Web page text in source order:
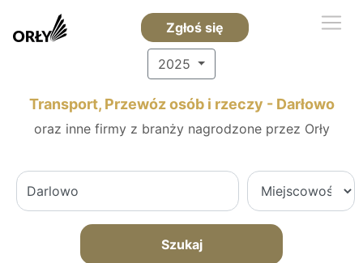
Zgłoś się
2025
Transport, Przewóz osób i rzeczy - Darłowo
oraz inne firmy z branży nagrodzone przez Orły
Szukaj